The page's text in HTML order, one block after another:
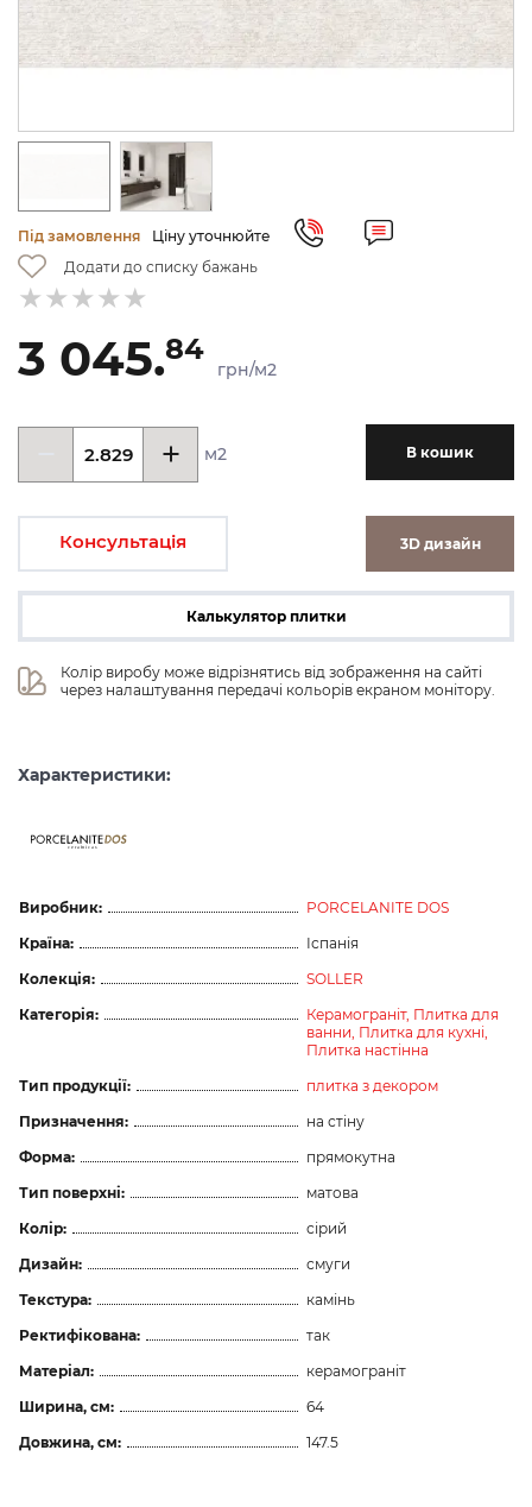
Під замовлення
Ціну уточнюйте
Додати до списку бажань
3 045.84
грн/м2
м2 В кошик
Консультація 3D дизайн
Калькулятор плитки
Колір виробу може відрізнятись від зображення на сайті
через налаштування передачі кольорів екраном монітору.
Характеристики:
ceramicas
Виробник:
PORCELANITE DOS
Країна:
Іспанія
Колекція:
SOLLER
Категорія:
Керамограніт, Плитка для
ванни, Плитка для кухні,
Плитка настінна
Тип продукції:
плитка з декором
Призначення:
на стіну
Форма:
прямокутна
Тип поверхні:
матова
Колір:
сірий
Дизайн:
смуги
Текстура:
камінь
Ректифікована:
так
Матеріал:
керамограніт
Ширина, см:
64
Довжина, см:
147.5